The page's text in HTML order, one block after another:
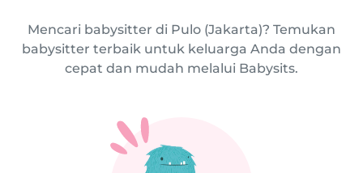
Mencari babysitter di Pulo (Jakarta)? Temukan
babysitter terbaik untuk keluarga Anda dengan
cepat dan mudah melalui Babysits.